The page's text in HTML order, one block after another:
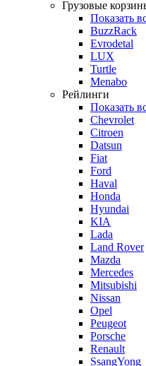
Грузовые
Показать
BuzzRack
Evrodetal
LUX
Turtle
Menabo
Рейлинги
Показать
Chevrolet
Citroen
Datsun
Fiat
Ford
Haval
Honda
Hyundai
KIA
Lada
Land Rover
Mazda
Mercedes
Mitsubishi
Nissan
Opel
Peugeot
Porsche
Renault
SsangYong